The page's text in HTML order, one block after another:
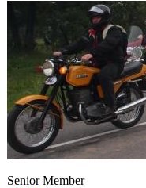
Senior Member